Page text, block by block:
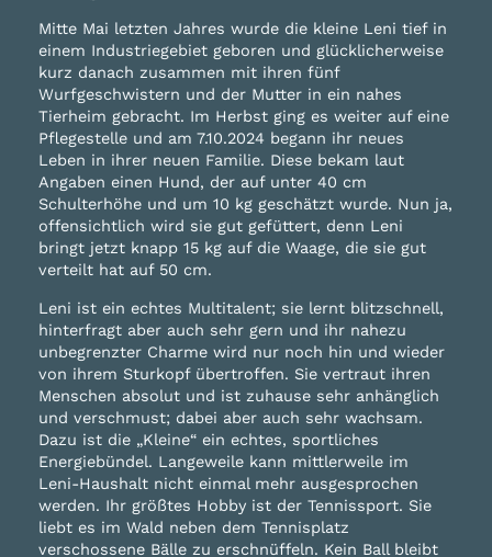
Mitte Mai letzten Jahres wurde die kleine Leni tief in
einem Industriegebiet geboren und glücklicherweise
kurz danach zusammen mit ihren fünf
Wurfgeschwistern und der Mutter in ein nahes
Tierheim gebracht. Im Herbst ging es weiter auf eine
Pflegestelle und am 7.10.2024 begann ihr neues
Leben in ihrer neuen Familie. Diese bekam laut
Angaben einen Hund, der auf unter 40 cm
Schulterhöhe und um 10 kg geschätzt wurde. Nun ja,
offensichtlich wird sie gut gefüttert, denn Leni
bringt jetzt knapp 15 kg auf die Waage, die sie gut
verteilt hat auf 50 cm.
Leni ist ein echtes Multitalent; sie lernt blitzschnell,
hinterfragt aber auch sehr gern und ihr nahezu
unbegrenzter Charme wird nur noch hin und wieder
von ihrem Sturkopf übertroffen. Sie vertraut ihren
Menschen absolut und ist zuhause sehr anhänglich
und verschmust; dabei aber auch sehr wachsam.
Dazu ist die „Kleine“ ein echtes, sportliches
Energiebündel. Langeweile kann mittlerweile im
Leni-Haushalt nicht einmal mehr ausgesprochen
werden. Ihr größtes Hobby ist der Tennissport. Sie
liebt es im Wald neben dem Tennisplatz
verschossene Bälle zu erschnüffeln. Kein Ball bleibt